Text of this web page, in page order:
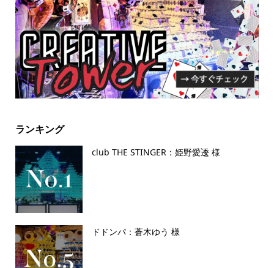
ランキング
club THE STINGER：姫野愛逶 様
ドドンパ：蒼木ゆう 様